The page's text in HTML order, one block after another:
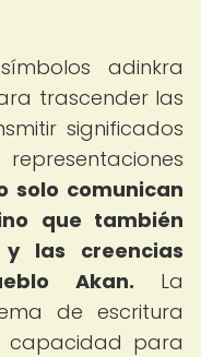
adinkra
trascender las
significados
solo comunican
que también
las creencias
Akan. La
de escritura
capacidad para